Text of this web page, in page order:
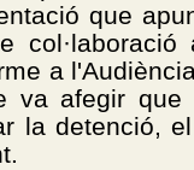
que
col·laboració
a
va afegir que
la detenció,